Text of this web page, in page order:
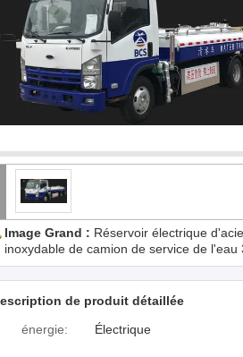
Image Grand : Réservoir électrique
inoxydable de camion de service de l'eau
de produit détaillée
énergie:
Électrique